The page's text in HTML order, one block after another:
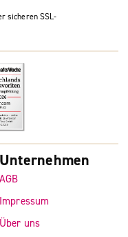
sicheren SSL-
Unternehmen
AGB
Impressum
Über uns